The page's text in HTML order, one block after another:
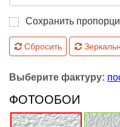
Сохранить
Сбросить
Выберите фактуру:
ФОТООБОИ